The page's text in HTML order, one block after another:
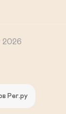
2026
Рег.ру